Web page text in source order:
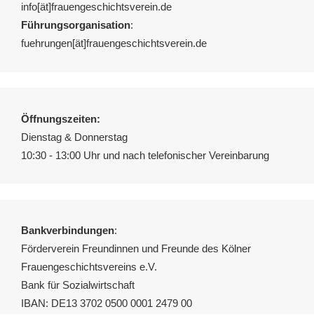
info[ät]frauengeschichtsverein.de
Führungsorganisation:
fuehrungen[ät]frauengeschichtsverein.de
Öffnungszeiten:
Dienstag & Donnerstag
10:30 - 13:00 Uhr und nach telefonischer Vereinbarung
Bankverbindungen:
Förderverein Freundinnen und Freunde des Kölner
Frauengeschichtsvereins e.V.
Bank für Sozialwirtschaft
IBAN: DE13 3702 0500 0001 2479 00